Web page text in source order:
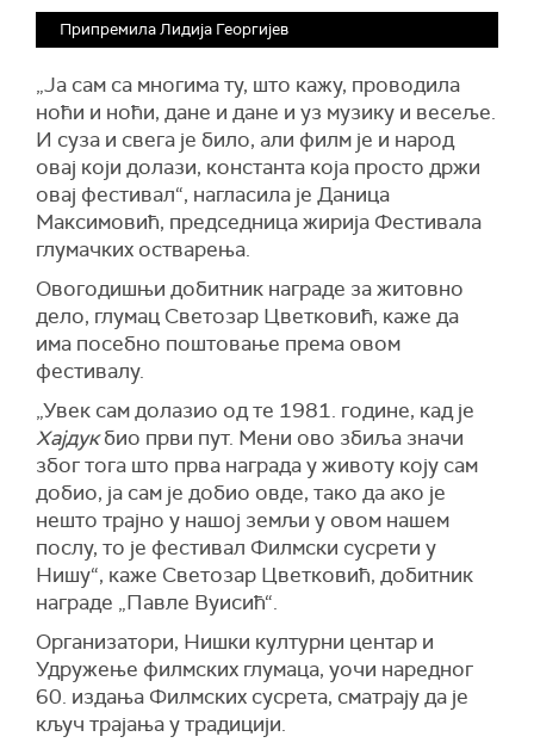
Припремила Лидија Георгијев
„Ја сам са многима ту, што кажу, проводила
ноћи и ноћи, дане и дане и уз музику и весеље.
И суза и свега је било, али филм је и народ
овај који долази, константа која просто држи
овај фестивал“, нагласила је Даница
Максимовић, председница жирија Фестивала
глумачких остварења.
Овогодишњи добитник награде за житовно
дело, глумац Светозар Цветковић, каже да
има посебно поштовање према овом
фестивалу.
„Увек сам долазио од те 1981. године, кад је
Хајдукбио први пут. Мени ово збиља значи
због тога што прва награда у животу коју сам
добио, ја сам је добио овде, тако да ако је
нешто трајно у нашој земљи у овом нашем
послу, то је фестивал Филмски сусрети у
Нишу“, каже Светозар Цветковић, добитник
награде „Павле Вуисић“.
Организатори, Нишки културни центар и
Удружење филмских глумаца, уочи наредног
60. издања Филмских сусрета, сматрају да је
кључ трајања у традицији.